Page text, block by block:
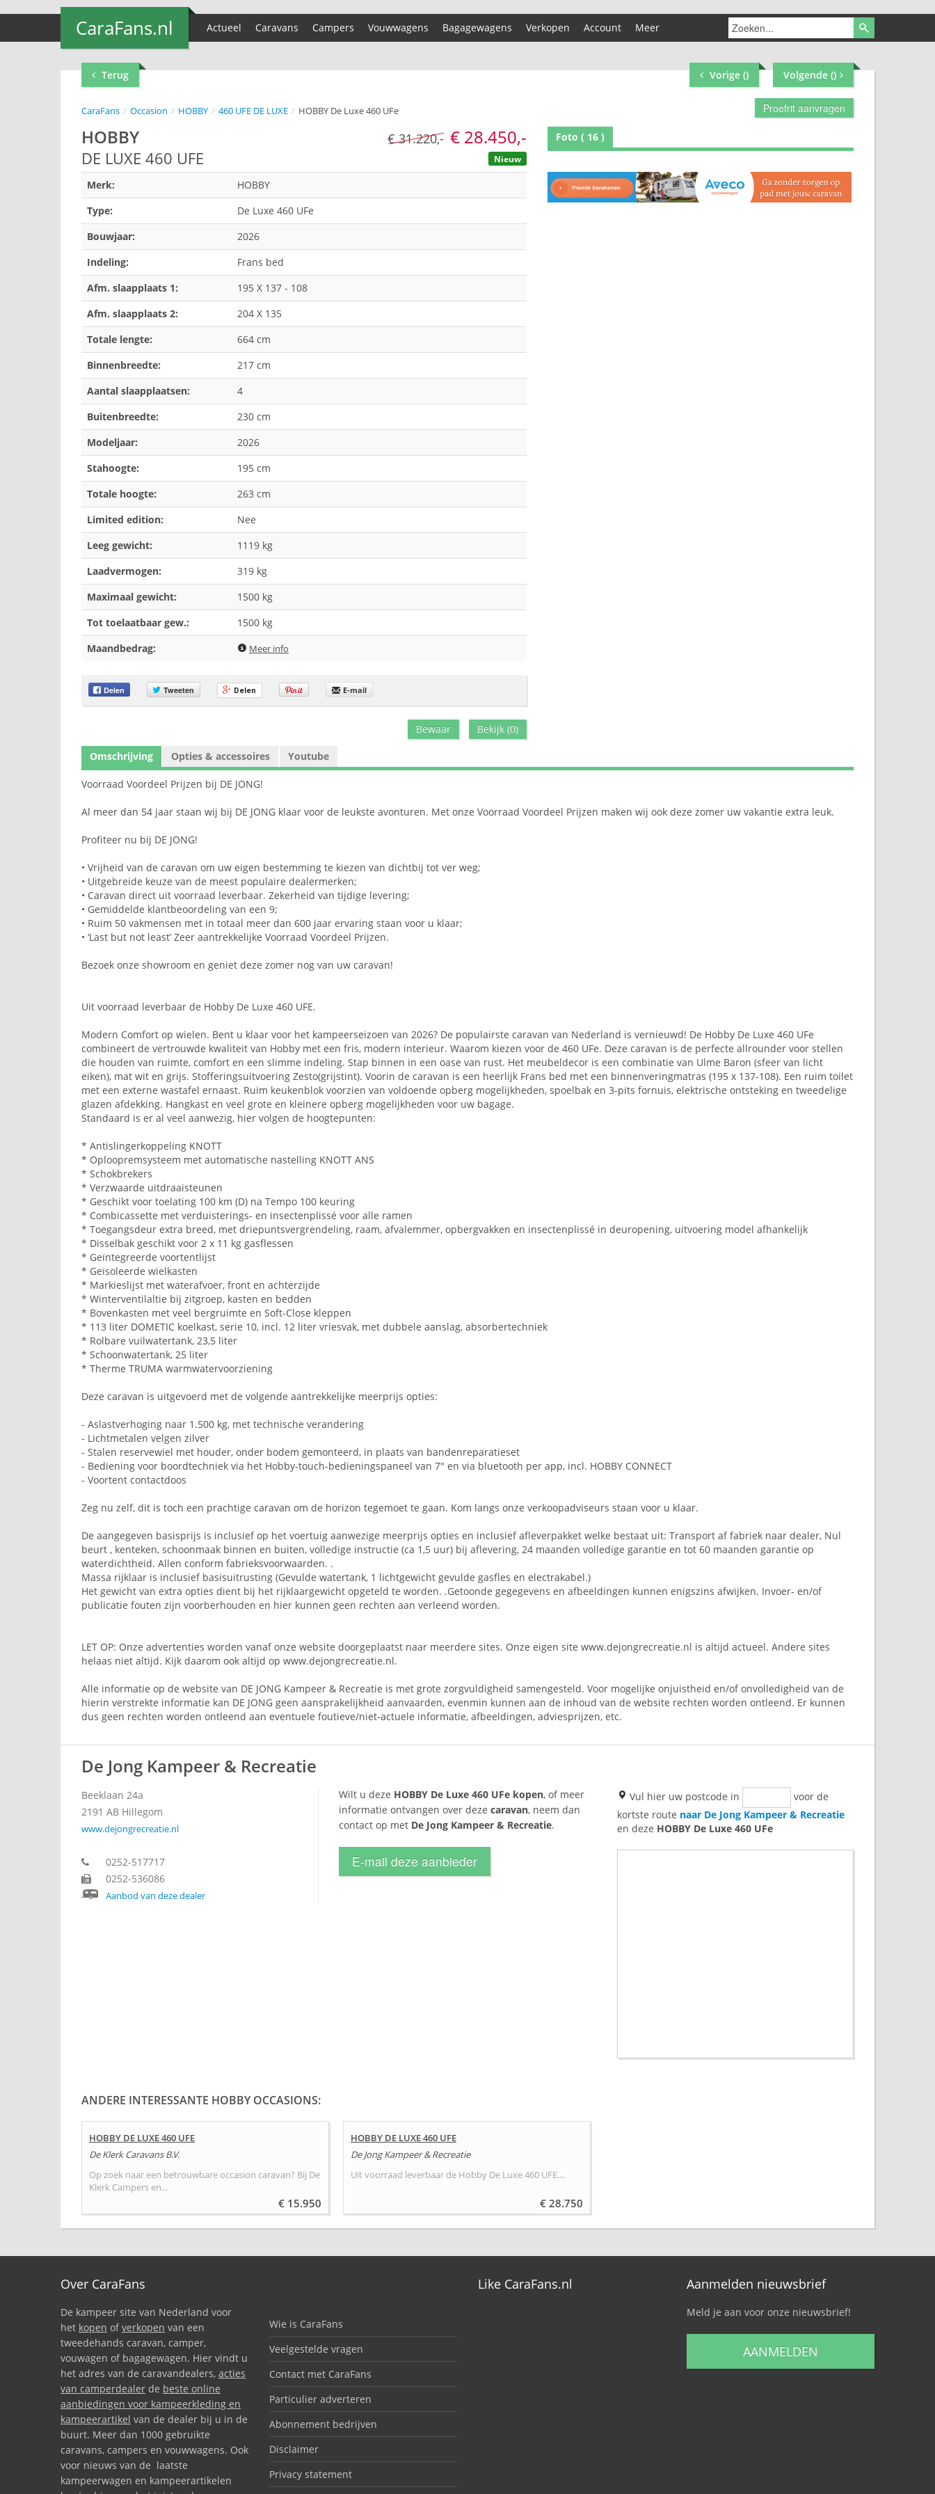
CaraFans.nl Actueel Caravans Campers Vouwwagens Bagagewagens Verkopen Account Meer
Terug Vorige () Volgende ()
Proefrit aanvragen
CaraFans / Occasion / HOBBY / 460 UFE DE LUXE / HOBBY De Luxe 460 UFe
Foto ( 16 )
HOBBY
DE LUXE 460 UFE Nieuw
€ 31.220,- € 28.450,-
Merk:
HOBBY
Type:
De Luxe 460 UFe
Bouwjaar:
2026
Indeling:
Frans bed
Afm. slaapplaats 1:
195 X 137 - 108
Afm. slaapplaats 2:
204 X 135
Totale lengte:
664 cm
Binnenbreedte:
217 cm
Aantal slaapplaatsen:
4
Buitenbreedte:
230 cm
Modeljaar:
2026
Stahoogte:
195 cm
Totale hoogte:
263 cm
Limited edition:
Nee
Leeg gewicht:
1119 kg
Laadvermogen:
319 kg
Maximaal gewicht:
1500 kg
Tot toelaatbaar gew.:
1500 kg
Maandbedrag:
Meer info
Delen Tweeten Delen E-mail
Bewaar Bekijk (0)
Omschrijving Opties & accessoires Youtube
Voorraad Voordeel Prijzen bij DE JONG!
Al meer dan 54 jaar staan wij bij DE JONG klaar voor de leukste avonturen. Met onze Voorraad Voordeel Prijzen maken wij ook deze zomer uw vakantie extra leuk.
Profiteer nu bij DE JONG!
• Vrijheid van de caravan om uw eigen bestemming te kiezen van dichtbij tot ver weg;
• Uitgebreide keuze van de meest populaire dealermerken;
• Caravan direct uit voorraad leverbaar. Zekerheid van tijdige levering;
• Gemiddelde klantbeoordeling van een 9;
• Ruim 50 vakmensen met in totaal meer dan 600 jaar ervaring staan voor u klaar;
• ‘Last but not least’ Zeer aantrekkelijke Voorraad Voordeel Prijzen.
Bezoek onze showroom en geniet deze zomer nog van uw caravan!
Uit voorraad leverbaar de Hobby De Luxe 460 UFE.
Modern Comfort op wielen. Bent u klaar voor het kampeerseizoen van 2026? De populairste caravan van Nederland is vernieuwd! De Hobby De Luxe 460 UFe
combineert de vertrouwde kwaliteit van Hobby met een fris, modern interieur. Waarom kiezen voor de 460 UFe. Deze caravan is de perfecte allrounder voor stellen
die houden van ruimte, comfort en een slimme indeling. Stap binnen in een oase van rust. Het meubeldecor is een combinatie van Ulme Baron (sfeer van licht
eiken), mat wit en grijs. Stofferingsuitvoering Zesto(grijstint). Voorin de caravan is een heerlijk Frans bed met een binnenveringmatras (195 x 137-108). Een ruim toilet
met een externe wastafel ernaast. Ruim keukenblok voorzien van voldoende opberg mogelijkheden, spoelbak en 3-pits fornuis, elektrische ontsteking en tweedelige
glazen afdekking. Hangkast en veel grote en kleinere opberg mogelijkheden voor uw bagage.
Standaard is er al veel aanwezig, hier volgen de hoogtepunten:
* Antislingerkoppeling KNOTT
* Oploopremsysteem met automatische nastelling KNOTT ANS
* Schokbrekers
* Verzwaarde uitdraaisteunen
* Geschikt voor toelating 100 km (D) na Tempo 100 keuring
* Combicassette met verduisterings- en insectenplissé voor alle ramen
* Toegangsdeur extra breed, met driepuntsvergrendeling, raam, afvalemmer, opbergvakken en insectenplissé in deuropening, uitvoering model afhankelijk
* Disselbak geschikt voor 2 x 11 kg gasflessen
* Geïntegreerde voortentlijst
* Geïsoleerde wielkasten
* Markieslijst met waterafvoer, front en achterzijde
* Winterventilaltie bij zitgroep, kasten en bedden
* Bovenkasten met veel bergruimte en Soft-Close kleppen
* 113 liter DOMETIC koelkast, serie 10, incl. 12 liter vriesvak, met dubbele aanslag, absorbertechniek
* Rolbare vuilwatertank, 23,5 liter
* Schoonwatertank, 25 liter
* Therme TRUMA warmwatervoorziening
Deze caravan is uitgevoerd met de volgende aantrekkelijke meerprijs opties:
- Aslastverhoging naar 1.500 kg, met technische verandering
- Lichtmetalen velgen zilver
- Stalen reservewiel met houder, onder bodem gemonteerd, in plaats van bandenreparatieset
- Bediening voor boordtechniek via het Hobby-touch-bedieningspaneel van 7" en via bluetooth per app, incl. HOBBY CONNECT
- Voortent contactdoos
Zeg nu zelf, dit is toch een prachtige caravan om de horizon tegemoet te gaan. Kom langs onze verkoopadviseurs staan voor u klaar.
De aangegeven basisprijs is inclusief op het voertuig aanwezige meerprijs opties en inclusief afleverpakket welke bestaat uit: Transport af fabriek naar dealer, Nul
beurt , kenteken, schoonmaak binnen en buiten, volledige instructie (ca 1,5 uur) bij aflevering, 24 maanden volledige garantie en tot 60 maanden garantie op
waterdichtheid. Allen conform fabrieksvoorwaarden. .
Massa rijklaar is inclusief basisuitrusting (Gevulde watertank, 1 lichtgewicht gevulde gasfles en electrakabel.)
Het gewicht van extra opties dient bij het rijklaargewicht opgeteld te worden. .Getoonde gegegevens en afbeeldingen kunnen enigszins afwijken. Invoer- en/of
publicatie fouten zijn voorberhouden en hier kunnen geen rechten aan verleend worden.
LET OP: Onze advertenties worden vanaf onze website doorgeplaatst naar meerdere sites. Onze eigen site www.dejongrecreatie.nl is altijd actueel. Andere sites
helaas niet altijd. Kijk daarom ook altijd op www.dejongrecreatie.nl.
Alle informatie op de website van DE JONG Kampeer & Recreatie is met grote zorgvuldigheid samengesteld. Voor mogelijke onjuistheid en/of onvolledigheid van de
hierin verstrekte informatie kan DE JONG geen aansprakelijkheid aanvaarden, evenmin kunnen aan de inhoud van de website rechten worden ontleend. Er kunnen
dus geen rechten worden ontleend aan eventuele foutieve/niet-actuele informatie, afbeeldingen, adviesprijzen, etc.
De Jong Kampeer & Recreatie
Beeklaan 24a
2191 AB Hillegom
www.dejongrecreatie.nl
0252-517717
0252-536086
Aanbod van deze dealer
Wilt u deze HOBBY De Luxe 460 UFe kopen, of meer
informatie ontvangen over deze caravan, neem dan
contact op met De Jong Kampeer & Recreatie.
E-mail deze aanbieder
Vul hier uw postcode in
voor de
kortste route naar De Jong Kampeer & Recreatie
en deze HOBBY De Luxe 460 UFe
ANDERE INTERESSANTE HOBBY OCCASIONS:
HOBBY DE LUXE 460 UFE
De Klerk Caravans B.V.
Op zoek naar een betrouwbare occasion caravan? Bij De
Klerk Campers en...
€ 15.950
HOBBY DE LUXE 460 UFE
De Jong Kampeer & Recreatie
Uit voorraad leverbaar de Hobby De Luxe 460 UFE....
€ 28.750
Over CaraFans
De kampeer site van Nederland voor
het kopen ofverkopen van een
tweedehands caravan, camper,
vouwagen of bagagewagen. Hier vindt u
het adres van de caravandealers, acties
van camperdealer de beste online
aanbiedingen voor kampeerkleding en
kampeerartikel van de dealer bij u in de
buurt. Meer dan 1000 gebruikte
caravans, campers en vouwwagens. Ook
voor nieuws van de laatste
kampeerwagen en kampeerartikelen
Wie is CaraFans
Veelgestelde vragen
Contact met CaraFans
Particulier adverteren
Abonnement bedrijven
Disclaimer
Privacy statement
Like CaraFans.nl Aanmelden nieuwsbrief
Meld je aan voor onze nieuwsbrief!
AANMELDEN